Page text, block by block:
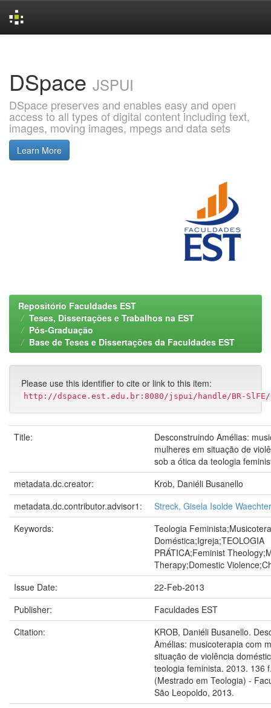
DSpace JSPUI
DSpace preserves and enables easy and open
access to all types of digital content including text,
images, moving images, mpegs and data sets
Learn More
Repositório Faculdades EST
Teses, Dissertações e Trabalhos na EST
Pós-Graduação
Base de Teses e Dissertações da Faculdades EST
Please use this identifier to cite or link to this item:
http://dspace.est.edu.br:8080/jspui/handle/BR-SlFE/
Title:
Desconstruindo Amélias:
mulheres em situação de
sob a ótica da teologia
metadata.dc.creator:
Krob, Daniéli Busanello
metadata.dc.contributor.advisor1:
Streck, Gisela Isolde Waechter
Keywords:
Teologia
Doméstica;Igreja;TEOLOGIA
PRÁTICA;Feminist
Therapy;Domestic
Issue Date:
22-Feb-2013
Publisher:
Faculdades EST
Citation:
KROB, Daniéli Busanello.
Amélias: musicoterapia com
situação de violência
teologia feminista. 2013. 136
(Mestrado em Teologia) -
São Leopoldo, 2013.